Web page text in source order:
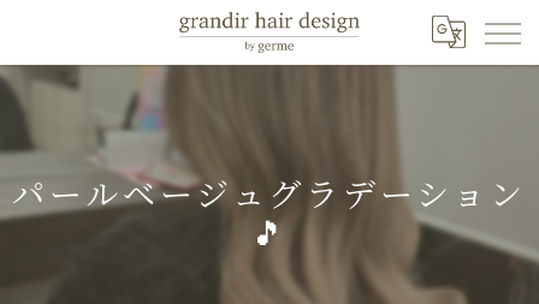
パールベージュグラデーション
🎵